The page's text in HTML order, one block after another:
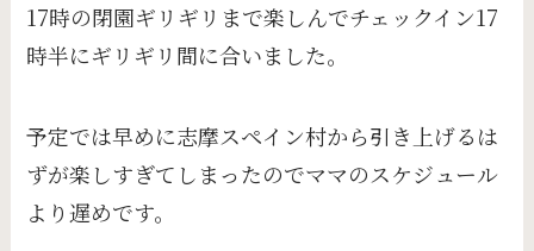
17時の閉園ギリギリまで楽しんでチェックイン17
時半にギリギリ間に合いました。
予定では早めに志摩スペイン村から引き上げるは
ずが楽しすぎてしまったのでママのスケジュール
より遅めです。